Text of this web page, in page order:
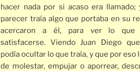
hacer nada por si acaso era llamado;
parecer traía algo que portaba en su
acercaron a él, para ver lo
satisfacerse. Viendo Juan Diego
podía ocultar lo que traía, y que por eso
de molestar, empujar o aporrear,